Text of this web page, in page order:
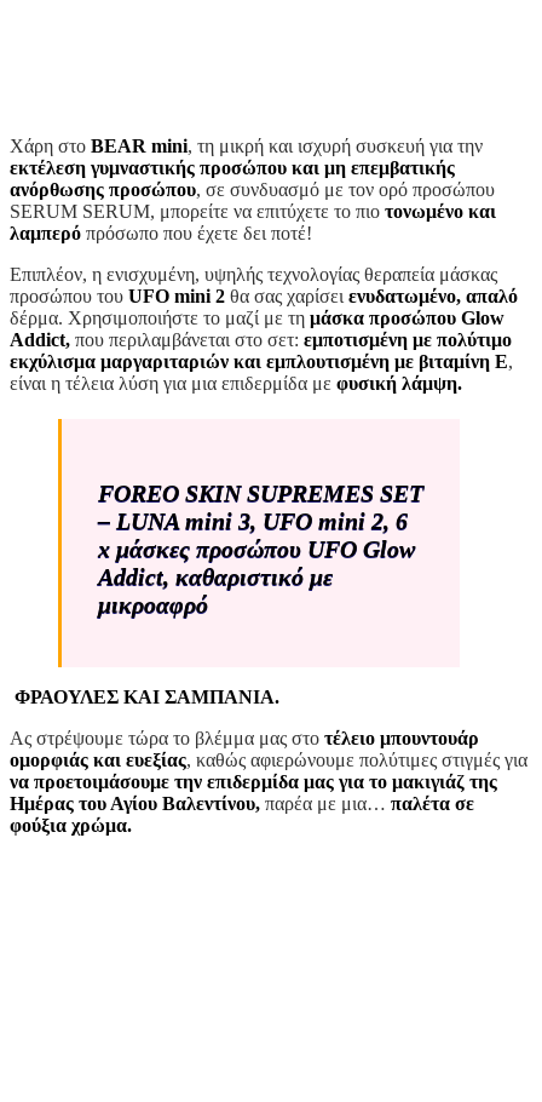
Χάρη στο BEAR mini, τη μικρή και ισχυρή συσκευή για την
εκτέλεση γυμναστικής προσώπου και μη επεμβατικής
ανόρθωσης προσώπου, σε συνδυασμό με τον ορό προσώπου
SERUM SERUM, μπορείτε να επιτύχετε το πιο τονωμένο και
λαμπερό πρόσωπο που έχετε δει ποτέ!
Επιπλέον, η ενισχυμένη, υψηλής τεχνολογίας θεραπεία μάσκας
προσώπου του UFO mini 2 θα σας χαρίσει ενυδατωμένο, απαλό
δέρμα. Χρησιμοποιήστε το μαζί με τη μάσκα προσώπου Glow
Addict, που περιλαμβάνεται στο σετ: εμποτισμένη με πολύτιμο
εκχύλισμα μαργαριταριών και εμπλουτισμένη με βιταμίνη Ε,
είναι η τέλεια λύση για μια επιδερμίδα με φυσική λάμψη.
FOREO SKIN SUPREMES SET
– LUNA mini 3, UFO mini 2, 6
x μάσκες προσώπου UFO Glow
Addict, καθαριστικό με
μικροαφρό
ΦΡΑΟΥΛΕΣ ΚΑΙ ΣΑΜΠΑΝΙΑ.
Ας στρέψουμε τώρα το βλέμμα μας στο τέλειο μπουντουάρ
ομορφιάς και ευεξίας, καθώς αφιερώνουμε πολύτιμες στιγμές για
να προετοιμάσουμε την επιδερμίδα μας για το μακιγιάζ της
Ημέρας του Αγίου Βαλεντίνου, παρέα με μια… παλέτα σε
φούξια χρώμα.